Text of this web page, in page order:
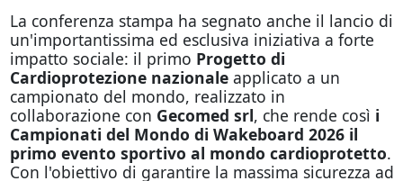
La conferenza stampa ha segnato anche il lancio di
un'importantissima ed esclusiva iniziativa a forte
impatto sociale: il primo Progetto di
Cardioprotezione nazionaleapplicato a un
campionato del mondo, realizzato in
collaborazione con Gecomed srl, che rende così i
Campionati del Mondo di Wakeboard 2026 il
primo evento sportivo al mondo cardioprotetto.
Con l'obiettivo di garantire la massima sicurezza ad